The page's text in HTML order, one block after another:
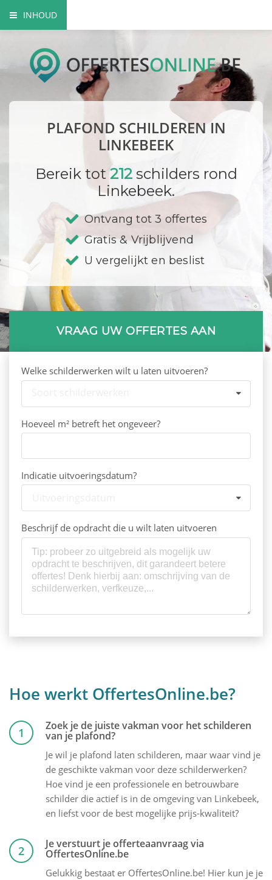
INHOUD
Hoe gaat de vakman te werk?
Sierplafond laten schilderen
VerfsoortenPLAFOND SCHILDEREN IN
LINKEBEEK
Bereik tot212schilders rond
Linkebeek.
Ontvang tot 3 offertes
Gratis & Vrijblijvend
U vergelijkt en beslist
VRAAG UW OFFERTES AAN
Welke schilderwerken wilt u laten uitvoeren?
Hoeveel m² betreft het ongeveer?
Indicatie uitvoeringsdatum?
Beschrijf de opdracht die u wilt laten uitvoeren
Hoe werkt OffertesOnline.be?
1 Zoek je de juiste vakman voor het schilderen
van je plafond?
Je wil je plafond laten schilderen, maar waar vind je
de geschikte vakman voor deze schilderwerken?
Hoe vind je een professionele en betrouwbare
schilder die actief is in de omgeving van Linkebeek,
en liefst voor de best mogelijke prijs-kwaliteit?
2 Je verstuurt je offerteaanvraag via
OffertesOnline.be
Gelukkig bestaat er OffertesOnline.be! Hier kun je je